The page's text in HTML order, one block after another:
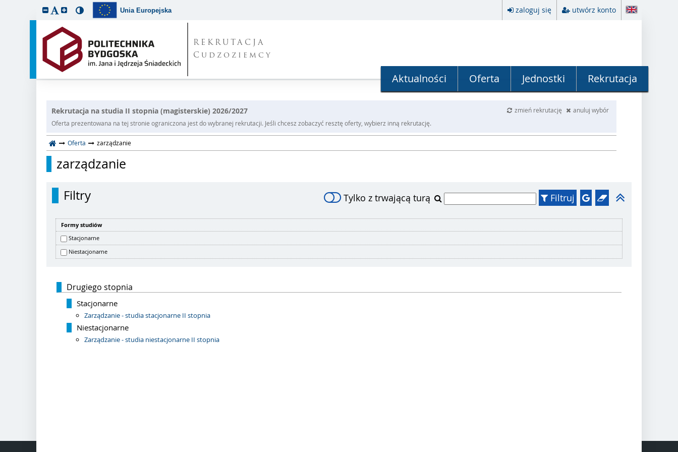
Unia Europejska zaloguj się utwórz konto
REKRUTACJA
Cudzoziemcy
Aktualności Oferta Jednostki Rekrutacja
Rekrutacja na studia II stopnia (magisterskie) 2026/2027 zmień rekrutację
anuluj wybór
Oferta prezentowana na tej stronie ograniczona jest do wybranej rekrutacji. Jeśli chcesz zobaczyć resztę oferty, wybierz inną rekrutację.
Oferta zarządzanie
zarządzanie
Filtry Tylko z trwającą turą Filtruj
Formy studiów
Stacjonarne
Niestacjonarne
Drugiego stopnia
Stacjonarne
Zarządzanie - studia stacjonarne II stopnia
Niestacjonarne
Zarządzanie - studia niestacjonarne II stopnia